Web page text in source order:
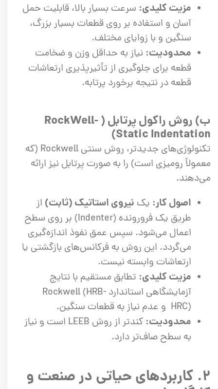
مزیت کلیدی: سرعت بسیار بالا، قابلیت حمل
آسان و استفاده بر روی قطعات بسیار بزرگ،
سنگین و با زوایای مختلف.
محدودیت: نیاز به حداقل وزن و ضخامت
قطعه برای جلوگیری از تأثیرپذیری ارتعاشات
قطعه در نتیجه برخورد پرتابه.
ب) روش راکول پرتابل ( RockWell-
Static Indentation)
تکنولوژی‌های جدیدتر، روش سنتی Rockwell (که
معمولاً رومیزی است) را به صورت پرتابل نیز ارائه
می‌دهند.
اصول کار: یک نیروی استاتیک (ثابت) از
طریق یک فرورونده (Indenter) بر روی سطح
اعمال می‌شود. سپس عمق نفوذ اندازه‌گیری
می‌گردد. این روش به فرکانس‌های بازگشتی یا
ارتعاشات وابسته نیست.
مزیت کلیدی: تطابق مستقیم با نتایج
آزمایشگاهی استاندارد Rockwell (HRB-
HRC) و عدم نیاز به قطعات سنگین.
محدودیت:
کندتر از روش LEEB است و نیاز
به سطح صاف‌تر دارد.
۲. کاربردهای حیاتی در صنعت و